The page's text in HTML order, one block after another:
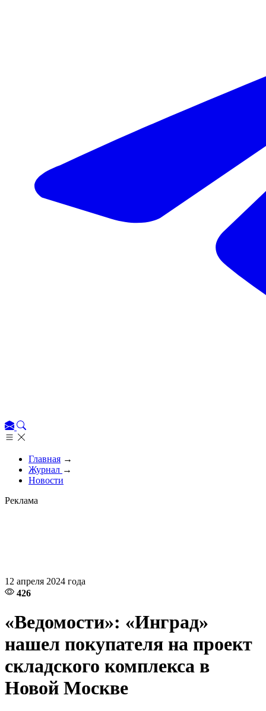
Главная →
Журнал →
Новости
Реклама
12 апреля 2024 года
426
«Ведомости»: «Инград»
нашел покупателя на проект
складского комплекса в
Новой Москве